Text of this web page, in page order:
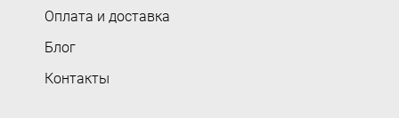
Оплата и доставка
Блог
Контакты